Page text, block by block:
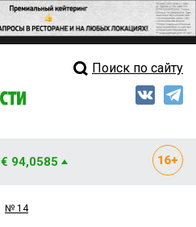
Свежий выпускПоиск по сайту
€ 94,0585
№ 14